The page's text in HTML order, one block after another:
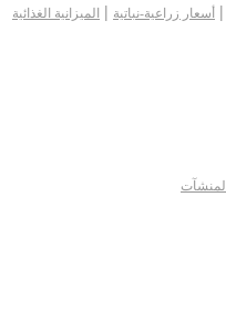
| أسعار زراعية-نباتية | الميزانية الغذائية
المنشآت